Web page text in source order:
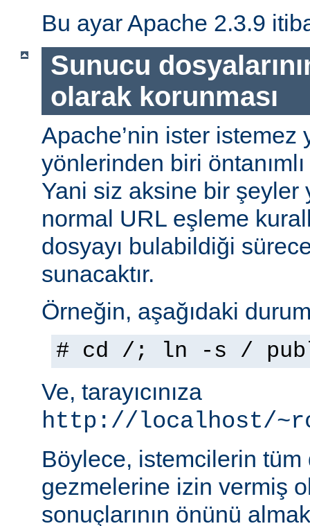
Bu ayar Apache 2.3.9
Sunucu
olarak korunması
Apache’nin ister istemez
yönlerinden biri
Yani siz aksine bir şeyler
normal URL eşleme
dosyayı bulabildiği
sunacaktır.
Örneğin, aşağıdaki
# cd /; ln -s /
Ve, tarayıcınıza
http://localhost/
Böylece, istemcilerin
gezmelerine izin vermiş
sonuçlarının önünü